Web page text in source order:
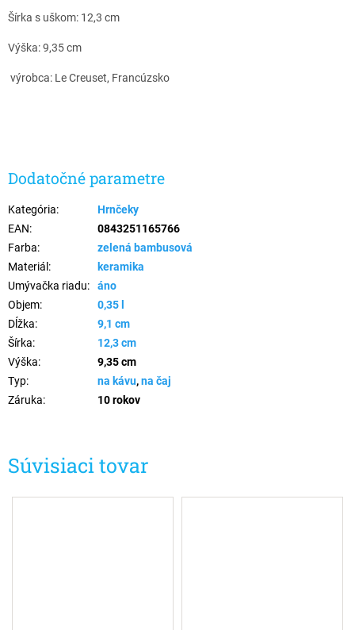
Súvisiaci tovar
Šírka s uškom: 12,3 cm
Výška: 9,35 cm
výrobca: Le Creuset, Francúzsko
Dodatočné parametre
Kategória:
Hrnčeky
EAN:
0843251165766
Farba:
zelená bambusová
Materiál :
keramika
Umývačka riadu:
áno
Objem:
0,35 l
Dĺžka:
9,1 cm
Šírka:
12,3 cm
Výška:
9,35 cm
Typ: na kávu,na čaj
Záruka: 10 rokov